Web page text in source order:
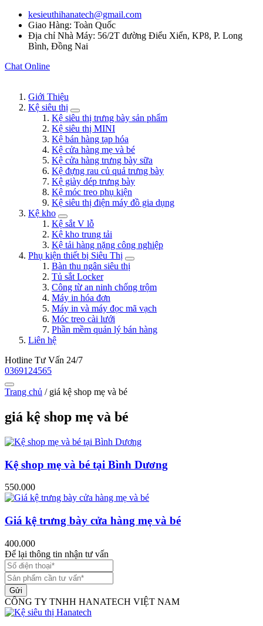
kesieuthihanatech@gmail.com
Giao Hàng: Toàn Quốc
Địa chỉ Nhà Máy: 56/2T đường Điểu Xiển, KP8, P. Long
Bình, Đồng Nai
Chat Online
Giới Thiệu
Kệ siêu thị
Kệ siêu thị trưng bày sản phẩm
Kệ siêu thị MINI
Kệ bán hàng tạp hóa
Kệ cửa hàng mẹ và bé
Kệ cửa hàng trưng bày sữa
Kệ đựng rau củ quả trưng bày
Kệ giày dép trưng bày
Kệ móc treo phụ kiện
Kệ siêu thị điện máy đồ gia dụng
Kệ kho
Kệ sắt V lỗ
Kệ kho trung tải
Kệ tải hàng nặng công nghiệp
Phụ kiện thiết bị Siêu Thị
Bàn thu ngân siêu thị
Tủ sắt Locker
Công từ an ninh chống trộm
Máy in hóa đơn
Máy in và máy đọc mã vạch
Móc treo cài lưới
Phần mềm quản lý bán hàng
Liên hệ
Hotline Tư Vấn 24/7
0369124565
Trang chủ / giá kệ shop mẹ và bé
giá kệ shop mẹ và bé
Kệ shop mẹ và bé tại Bình Dương
550.000
Giá kệ trưng bày cửa hàng mẹ và bé
400.000
Để lại thông tin nhận tư vấn
Gửi
CÔNG TY TNHH HANATECH VIỆT NAM